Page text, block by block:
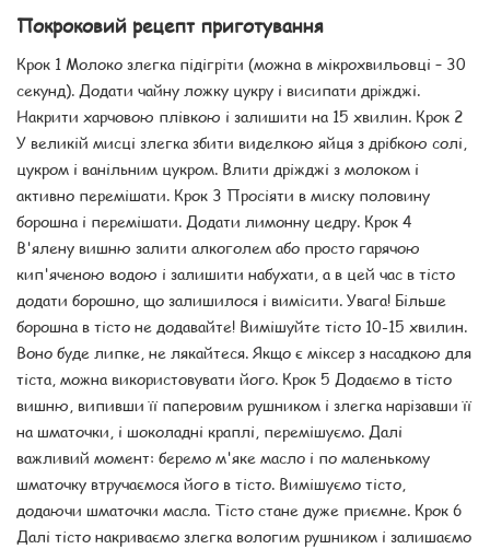
Покроковий рецепт приготування
Крок 1 Молоко злегка підігріти (можна в мікрохвильовці – 30
секунд). Додати чайну ложку цукру і висипати дріжджі.
Накрити харчовою плівкою і залишити на 15 хвилин. Крок 2
У великій мисці злегка збити виделкою яйця з дрібкою солі,
цукром і ванільним цукром. Влити дріжджі з молоком і
активно перемішати. Крок 3 Просіяти в миску половину
борошна і перемішати. Додати лимонну цедру. Крок 4
В'ялену вишню залити алкоголем або просто гарячою
кип'яченою водою і залишити набухати, а в цей час в тісто
додати борошно, що залишилося і вимісити. Увага! Більше
борошна в тісто не додавайте! Вимішуйте тісто 10-15 хвилин.
Воно буде липке, не лякайтеся. Якщо є міксер з насадкою для
тіста, можна використовувати його. Крок 5 Додаємо в тісто
вишню, випивши її паперовим рушником і злегка нарізавши її
на шматочки, і шоколадні краплі, перемішуємо. Далі
важливий момент: беремо м'яке масло і по маленькому
шматочку втручаємося його в тісто. Вимішуємо тісто,
додаючи шматочки масла. Тісто стане дуже приємне. Крок 6
Далі тісто накриваємо злегка вологим рушником і залишаємо